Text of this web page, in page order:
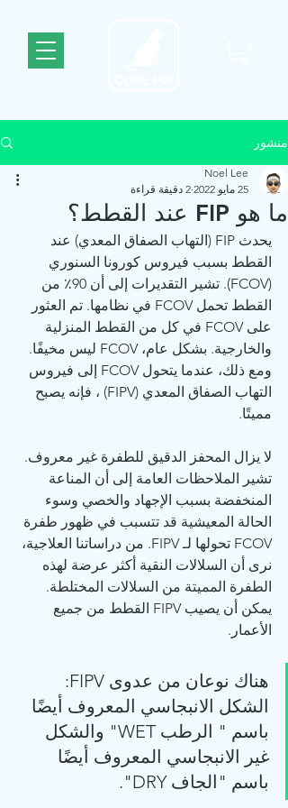
منشور
ما هو FIP عند القطط؟
Noel Lee
25 مايو 2022
2 دقيقة قراءة
يحدث FIP (التهاب الصفاق المعدي) عند
القطط بسبب فيروس كورونا السنوري
(FCOV). تشير التقديرات إلى أن 90٪ من
القطط تحمل FCOV في نظامها. تم العثور
على FCOV في كل من القطط المنزلية
والخارجية. بشكل عام، FCOV ليس مخيفًا.
ومع ذلك، عندما يتحول FCOV إلى فيروس
التهاب الصفاق المعدي (FIPV) ، فإنه يصبح
مميتًا.
لا يزال المحفز الدقيق للطفرة غير معروف.
تشير الملاحظات العامة إلى أن المناعة
المنخفضة بسبب الإجهاد والخصي وسوء
الحالة المعيشية قد تتسبب في ظهور طفرة
FCOV تحولها لـ FIPV. من دراساتنا العلاجية،
نرى أن السلالات النقية أكثر عرضة لهذه
الطفرة المميتة من السلالات المختلطة.
يمكن أن يصيب FIPV القطط من جميع
الأعمار.
هناك نوعان من عدوى FIPV:
الشكل الانبجاسي المعروف أيضًا
باسم " الرطب WET" والشكل
غير الانبجاسي المعروف أيضًا
باسم "الجاف DRY".